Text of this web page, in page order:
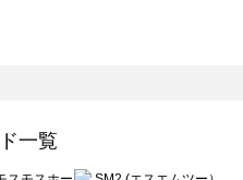
マンサモスモス）のバッグ一覧
ー）のバッグ一覧
一覧